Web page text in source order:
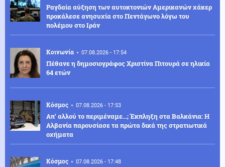
Ραγδαία αύξηση των αυτοκτονιών Αμερικανών χάκερ
προκάλεσε ανησυχία στο Πεντάγωνο λόγω του
πολέμου στο Ιράν
Κοινωνία 07.08.2026 - 17:54
Πέθανε η δημοσιογράφος Χριστίνα Πιτουρά σε ηλικία
64 ετών
Κόσμος 07.08.2026 - 17:53
Απ' αλλού το περιμέναμε...; Έκπληξη στα Βαλκάνια: Η
Αλβανία παρουσίασε τα πρώτα δικά της στρατιωτικά
οχήματα
Κόσμος 07.08.2026 - 17:48